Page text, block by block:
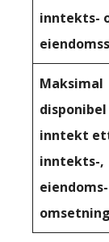
inntekts-
Maksimal
disponibel
inntekt
inntekts-,